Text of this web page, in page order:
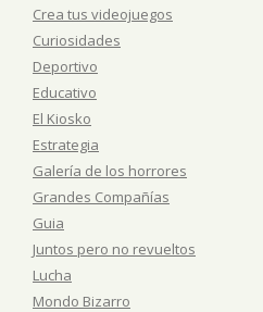
Crea tus videojuegos
Curiosidades
Deportivo
Educativo
El Kiosko
Estrategia
Galería de los horrores
Grandes Compañías
Guia
Juntos pero no revueltos
Lucha
Mondo Bizarro